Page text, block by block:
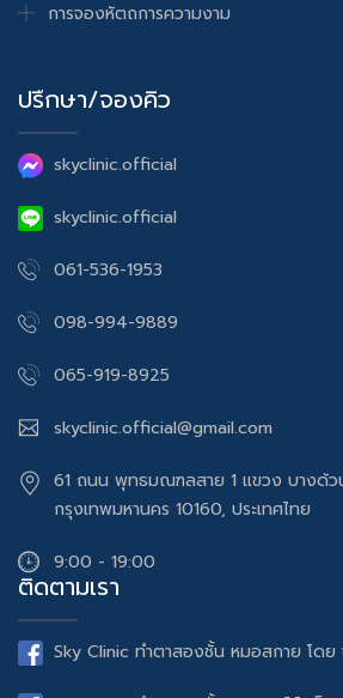
การจองหัตถการความงาม
ปรึกษา/จองคิว
skyclinic.official
skyclinic.official
061-536-1953
098-994-9889
065-919-8925
skyclinic.official@gmail.com
61 ถนน พุทธมณฑลสาย 1 แขวง บางด้ว
กรุงเทพมหานคร 10160, ประเทศไทย
9:00 - 19:00
ติดตามเรา
Sky Clinic ทำตาสองชั้น หมอสกาย โด